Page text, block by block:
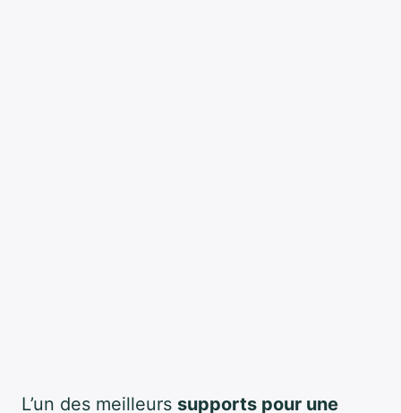
L’un des meilleurs supports pour une